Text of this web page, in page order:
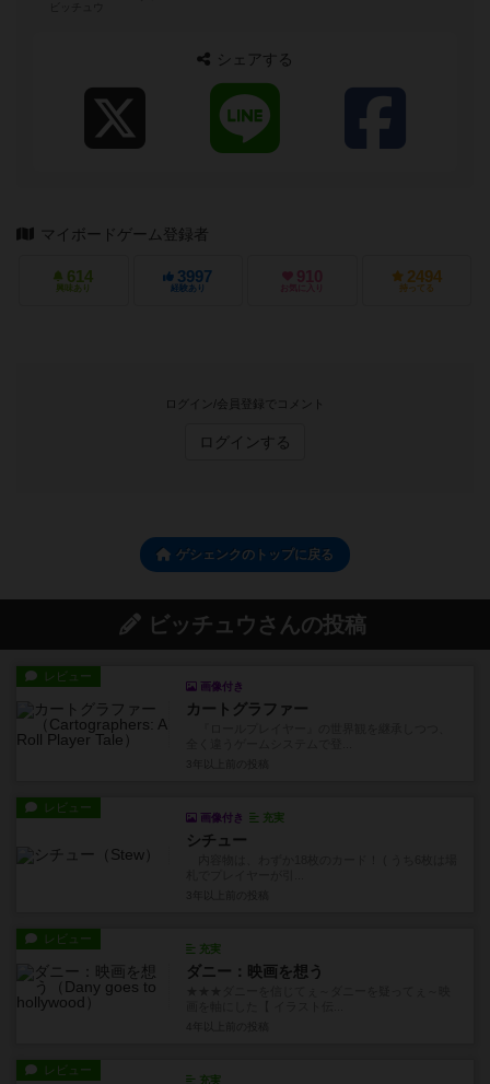
シェアする
マイボードゲーム登録者
614
興味あり
3997
経験あり
910
お気に入り
2494
持ってる
ログイン/会員登録でコメント
ログインする
ゲシェンクのトップに戻る
ビッチュウさんの投稿
レビュー
画像付き
カートグラファー
レビュー
画像付き 充実
シチュー
レビュー
充実
ダニー：映画を想う
レビュー
充実